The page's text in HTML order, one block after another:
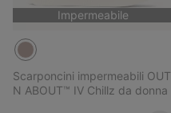
Impermeabile
Scarponcini impermeabili OUT
N ABOUT™ IV Chillz da donna